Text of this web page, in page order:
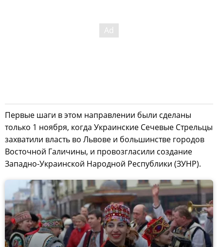
Первые шаги в этом направлении были сделаны
только 1 ноября, когда Украинские Сечевые Стрельцы
захватили власть во Львове и большинстве городов
Восточной Галичины, и провозгласили создание
Западно-Украинской Народной Республики (ЗУНР).